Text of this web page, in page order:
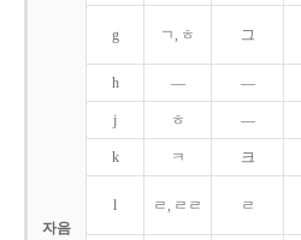
자음
g ㄱ, ㅎ 그
h ― ―
j ㅎ ―
k ㅋ 크
l ㄹ, ㄹㄹ ㄹ